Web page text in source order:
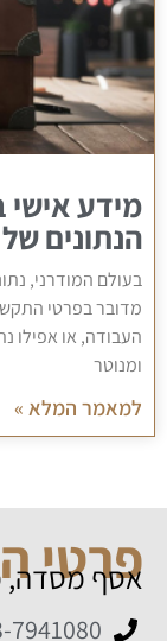
מידע אישי
הנתונים
בעולם המודרני,
מדובר בפרטי
העבודה, או אפילו
ומנוטר
למאמר המלא »
פרטי
אסף מסדה,
7941080